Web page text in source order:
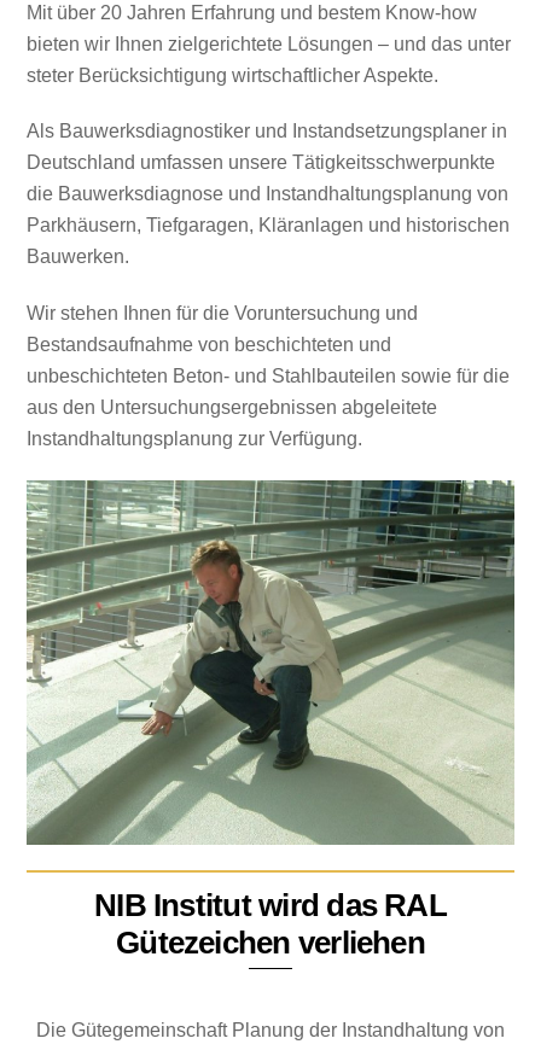
Mit über 20 Jahren Erfahrung und bestem Know-how
bieten wir Ihnen zielgerichtete Lösungen – und das unter
steter Berücksichtigung wirtschaftlicher Aspekte.
Als Bauwerksdiagnostiker und Instandsetzungsplaner in
Deutschland umfassen unsere Tätigkeitsschwerpunkte
die Bauwerksdiagnose und Instandhaltungsplanung von
Parkhäusern, Tiefgaragen, Kläranlagen und historischen
Bauwerken.
Wir stehen Ihnen für die Voruntersuchung und
Bestandsaufnahme von beschichteten und
unbeschichteten Beton- und Stahlbauteilen sowie für die
aus den Untersuchungsergebnissen abgeleitete
Instandhaltungsplanung zur Verfügung.
NIB Institut wird das RAL
Gütezeichen verliehen
Die Gütegemeinschaft Planung der Instandhaltung von